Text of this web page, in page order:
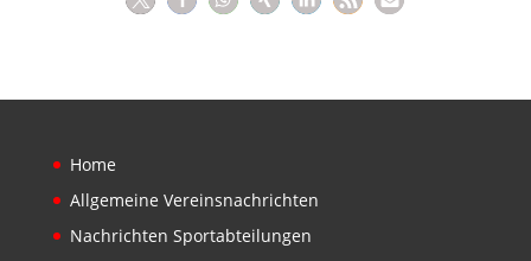
Home
Allgemeine Vereinsnachrichten
Nachrichten Sportabteilungen